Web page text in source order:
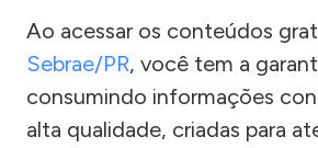
Ao acessar os conteúdos
Sebrae/PR, você tem a
consumindo informações
alta qualidade, criadas para